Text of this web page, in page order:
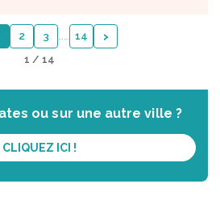
2 3 …… 14 ›
1 / 14
ou sur une autre ville ?
CLIQUEZ ICI !